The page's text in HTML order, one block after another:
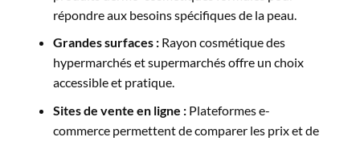
répondre aux besoins spécifiques de la peau.
Grandes surfaces :Rayon cosmétique des
hypermarchés et supermarchés offre un choix
accessible et pratique.
Sites de vente en ligne :Plateformes e-
commerce permettent de comparer les prix et de